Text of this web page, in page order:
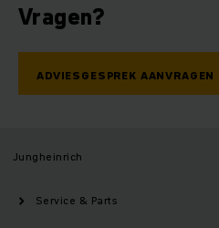
Vragen?
ADVIESGESPREK AANVRAGEN
Jungheinrich
Service & Parts